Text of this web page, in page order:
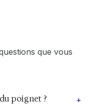
que vous
poignet ? +